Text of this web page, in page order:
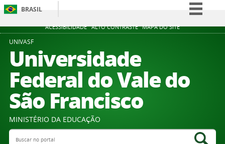
ACESSIBILIDADE ALTO CONTRASTE MAPA DO SITE
BRASIL
Simplifique!
Acesso à informação
Legislação
UNIVASF
Universidade
Federal do Vale do
São Francisco
MINISTÉRIO DA EDUCAÇÃO
Buscar no portal